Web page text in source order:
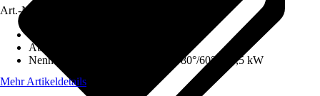
Art.-Nr.
Abgasanschluss
Nennwärmeleistung (Heizbetrieb 80°/60°)
24,5 kW
Mehr Artikeldetails